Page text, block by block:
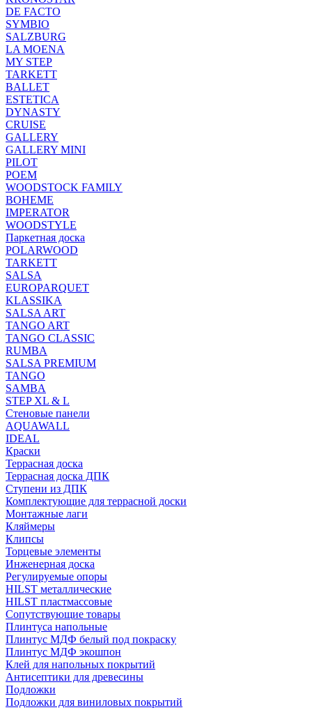
DE FACTO
SYMBIO
SALZBURG
LA MOENA
MY STEP
TARKETT
BALLET
ESTETICA
DYNASTY
CRUISE
GALLERY
GALLERY MINI
PILOT
POEM
WOODSTOCK FAMILY
BOHEME
IMPERATOR
WOODSTYLE
Паркетная доска
POLARWOOD
TARKETT
SALSA
EUROPARQUET
KLASSIKA
SALSA ART
TANGO ART
TANGO CLASSIC
RUMBA
SALSA PREMIUM
TANGO
SAMBA
STEP XL & L
Стеновые панели
AQUAWALL
IDEAL
Краски
Террасная доска
Террасная доска ДПК
Ступени из ДПК
Комплектующие для террасной доски
Монтажные лаги
Кляймеры
Клипсы
Торцевые элементы
Инженерная доска
Регулируемые опоры
HILST металлические
HILST пластмассовые
Сопутствующие товары
Плинтуса напольные
Плинтус МДФ белый под покраску
Плинтус МДФ экошпон
Клей для напольных покрытий
Антисептики для древесины
Подложки
Подложки для виниловых покрытий